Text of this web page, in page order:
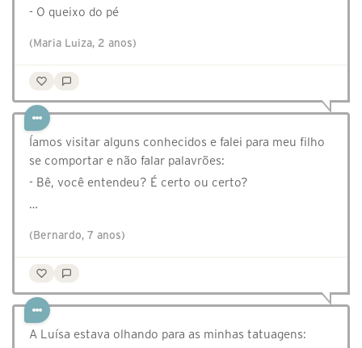
- O queixo do pé
(Maria Luiza, 2 anos)
Íamos visitar alguns conhecidos e falei para meu filho
se comportar e não falar palavrões:
- Bê, você entendeu? É certo ou certo?
…
(Bernardo, 7 anos)
A Luísa estava olhando para as minhas tatuagens: